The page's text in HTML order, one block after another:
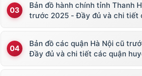
Bản đồ hành chính tỉnh Thanh
trước 2025 - Đầy đủ và chi tiết
Bản đồ các quận Hà Nội cũ
Đầy đủ và chi tiết các quận